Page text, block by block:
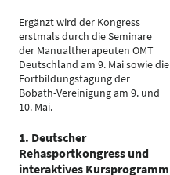
Ergänzt wird der Kongress
erstmals durch die Seminare
der Manualtherapeuten OMT
Deutschland am 9. Mai sowie die
Fortbildungstagung der
Bobath-Vereinigung am 9. und
10. Mai.
1. Deutscher
Rehasportkongress und
interaktives Kursprogramm